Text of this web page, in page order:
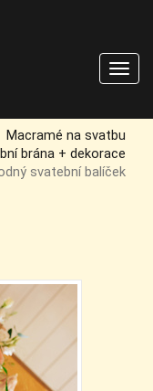
Macramé na svatbu
brána + dekorace
svatební balíček